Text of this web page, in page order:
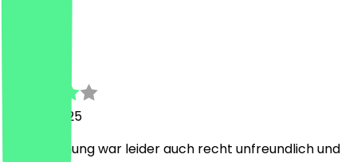
17. Juni 2025
Die Bedienung war leider auch recht unfreundlich und